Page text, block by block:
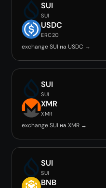
SUI
SUI
USDC
ERC20
exchange SUI на USDC →
SUI
SUI
XMR
XMR
exchange SUI на XMR →
SUI
SUI
BNB